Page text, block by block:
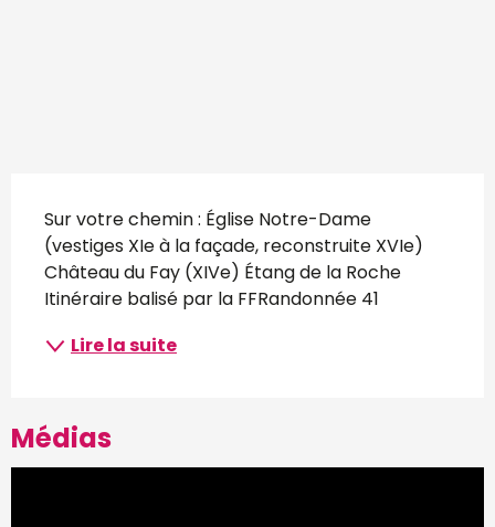
Description
Sur votre chemin : Église Notre-Dame
(vestiges XIe à la façade, reconstruite XVIe)
Château du Fay (XIVe) Étang de la Roche
Itinéraire balisé par la FFRandonnée 41
Lire la suite
Médias